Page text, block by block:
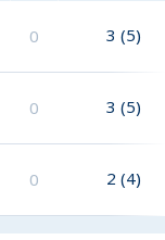
0 3 (5)
0 3 (5)
0 2 (4)